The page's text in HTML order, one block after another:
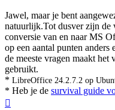
Jawel, maar je bent
natuurlijk.Tot dusver zijn de
conversie van en naar MS
op een aantal punten
de meeste vragen maakt
gebruikt.
* LibreOffice 24.2.7.2 op
* Heb je de survival guide